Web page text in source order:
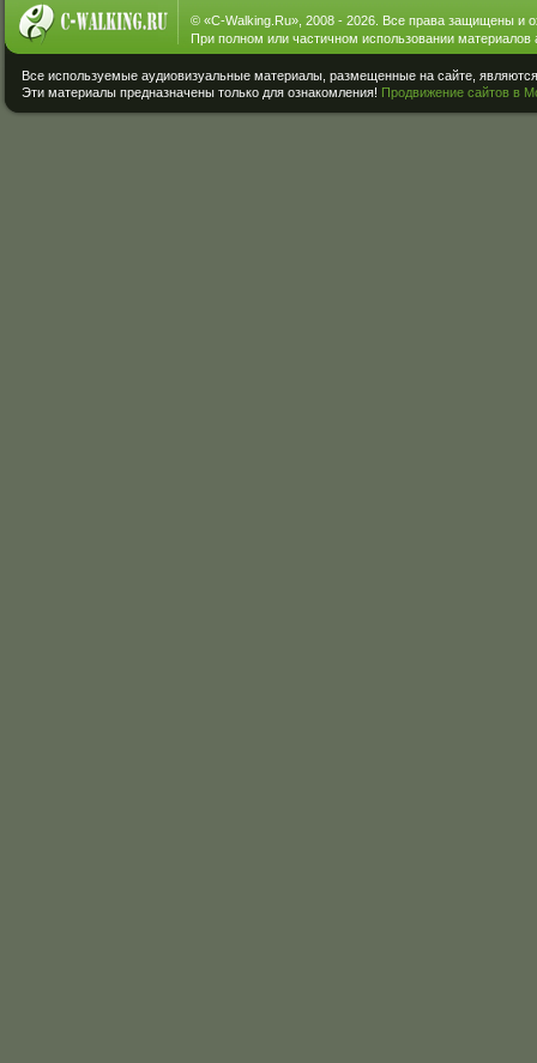
© «C-Walking.Ru», 2008 - 2026. Все права защищены и
При полном или частичном использовании материалов
Все используемые аудиовизуальные материалы, размещенные на сайте,
Эти материалы предназначены только для ознакомления! Продвижение сайтов в